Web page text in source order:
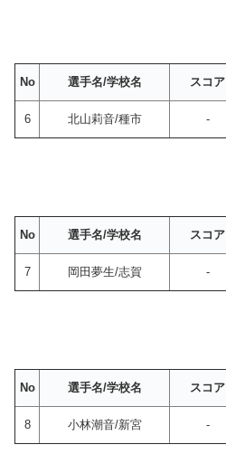
No 選手名/学校名 スコア
6 北山莉音/種市 -
No 選手名/学校名 スコア
7 岡田夢生/志賀 -
No 選手名/学校名 スコア
8 小林潮音/新宮 -